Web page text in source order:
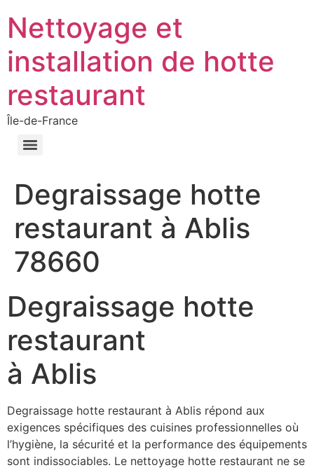
Nettoyage et
installation de hotte
restaurant
Île-de-France
Degraissage hotte
restaurant à Ablis
78660
Degraissage hotte
restaurant
à Ablis
Degraissage hotte restaurant à Ablis répond aux
exigences spécifiques des cuisines professionnelles où
l’hygiène, la sécurité et la performance des équipements
sont indissociables. Le nettoyage hotte restaurant ne se